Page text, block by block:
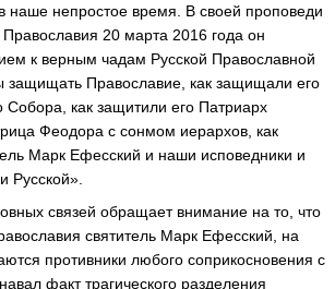
наше непростое время. В своей проповеди
20 марта 2016 года он
к верным чадам Русской Православной
Православие, как защищали его
Собора, как защитили его Патриарх
Феодора с сонмом иерархов, как
Марк Ефесский и наши исповедники и
Русской».
связей обращает внимание на то, что
святитель Марк Ефесский, на
противники любого соприкосновения с
факт трагического разделения